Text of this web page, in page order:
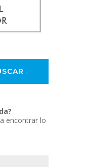
encontrar lo